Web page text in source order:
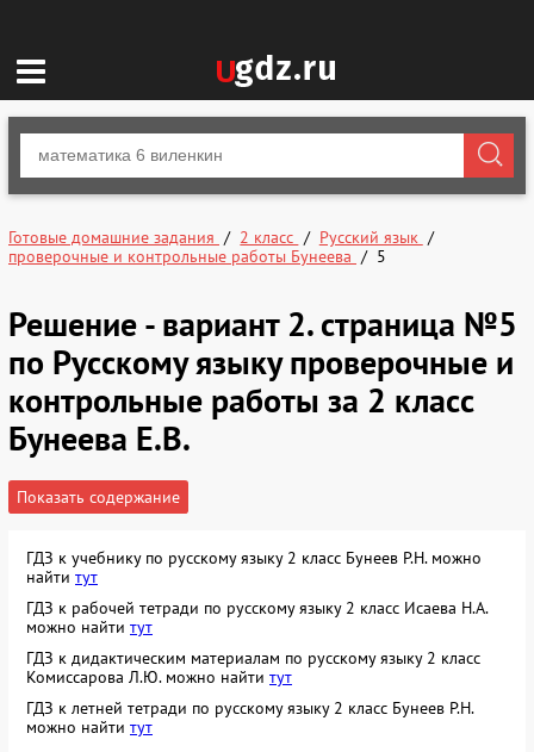
Готовые домашние задания 2 класс
Русский язык
проверочные и контрольные работы Бунеева
5
Решение - вариант 2. страница №5
по Русскому языку проверочные и
контрольные работы за 2 класс
Бунеева Е.В.
Показать содержание
ГДЗ к учебнику по русскому языку 2 класс Бунеев Р.Н. можно
найти тут
ГДЗ к рабочей тетради по русскому языку 2 класс Исаева Н.А.
можно найти тут
ГДЗ к дидактическим материалам по русскому языку 2 класс
Комиссарова Л.Ю. можно найти тут
ГДЗ к летней тетради по русскому языку 2 класс Бунеев Р.Н.
можно найти тут